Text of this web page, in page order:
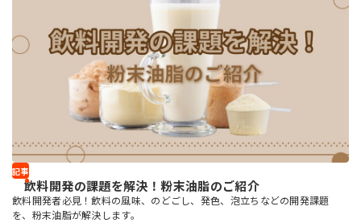
記事
飲料開発の課題を解決！粉末油脂のご紹介
飲料開発者必見！飲料の風味、のどごし、発色、泡立ちなどの開発課題
を、粉末油脂が解決します。